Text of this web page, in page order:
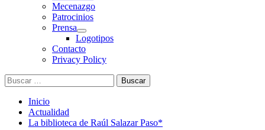
Mecenazgo
Patrocinios
Prensa
Logotipos
Contacto
Privacy Policy
Buscar:
Inicio
Actualidad
La biblioteca de Raúl Salazar Paso*